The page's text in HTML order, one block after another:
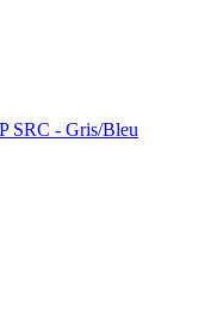
SRC - Gris/Bleu